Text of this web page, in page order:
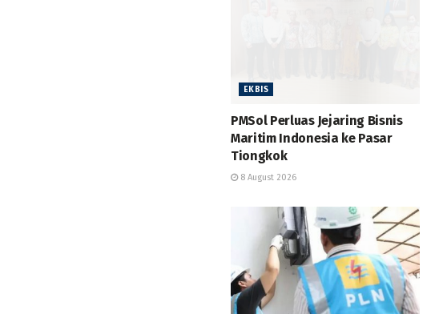
EKBIS
PMSol Perluas Jejaring Bisnis
Maritim Indonesia ke Pasar
Tiongkok
8 August 2026